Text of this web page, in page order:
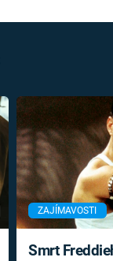
ZAJÍMAVOSTI
Smrt